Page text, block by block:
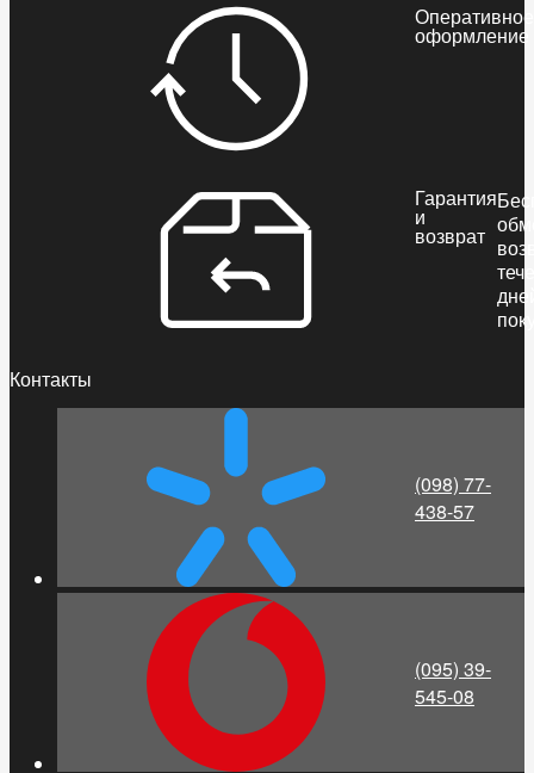
Оперативное
оформление
Гарантия
и
возврат
Контакты
(098) 77-
438-57
(095) 39-
545-08